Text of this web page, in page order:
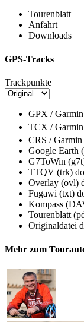
Tourenblatt
Anfahrt
Downloads
GPS-Tracks
Trackpunkte
GPX /
TCX /
CRS /
Google Earth
G7ToWin
TTQV (trk)
Overlay (ovl)
Fugawi (txt)
Kompass
Tourenblatt
Originaldatei
Mehr zum